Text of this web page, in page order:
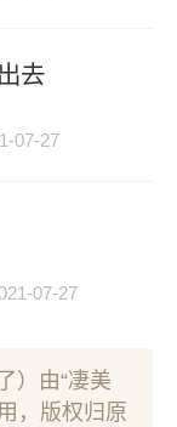
去
07-27
07-27
）由“凄美
，版权归原